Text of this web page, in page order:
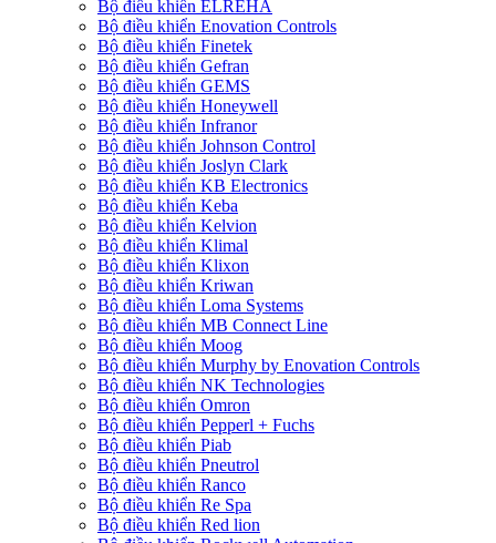
Bộ điều khiển ELREHA
Bộ điều khiển Enovation Controls
Bộ điều khiển Finetek
Bộ điều khiển Gefran
Bộ điều khiển GEMS
Bộ điều khiển Honeywell
Bộ điều khiển Infranor
Bộ điều khiển Johnson Control
Bộ điều khiển Joslyn Clark
Bộ điều khiển KB Electronics
Bộ điều khiển Keba
Bộ điều khiển Kelvion
Bộ điều khiển Klimal
Bộ điều khiển Klixon
Bộ điều khiển Kriwan
Bộ điều khiển Loma Systems
Bộ điều khiển MB Connect Line
Bộ điều khiển Moog
Bộ điều khiển Murphy by Enovation Controls
Bộ điều khiển NK Technologies
Bộ điều khiển Omron
Bộ điều khiển Pepperl + Fuchs
Bộ điều khiển Piab
Bộ điều khiển Pneutrol
Bộ điều khiển Ranco
Bộ điều khiển Re Spa
Bộ điều khiển Red lion